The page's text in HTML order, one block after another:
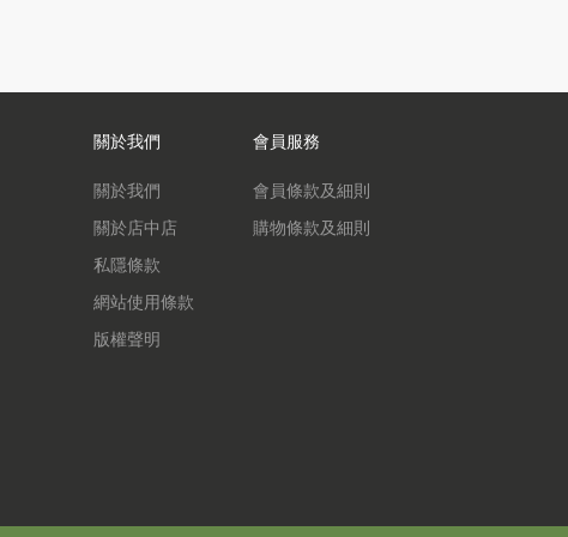
關於我們
關於我們
關於店中店
私隱條款
網站使用條款
版權聲明
會員服務
會員條款及細則
購物條款及細則